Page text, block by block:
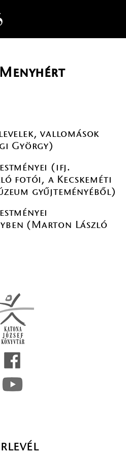
vallomások
György)
(ifj.
fotói, a Kecskeméti
gyűjteményéből)
(Marton László